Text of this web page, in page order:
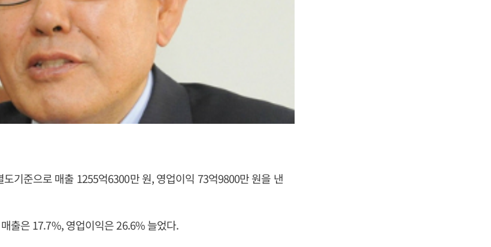
기준으로 매출 1255억6300만 원, 영업이익 73억9800만 원을 낸
출은 17.7%, 영업이익은 26.6% 늘었다.